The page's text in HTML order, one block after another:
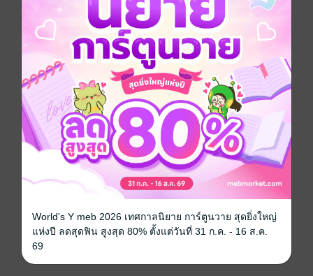
World's Y meb 2026 เทศกาลนิยาย การ์ตูนวาย สุดยิ่งใหญ่
แห่งปี ลดสุดฟิน สูงสุด 80% ตั้งแต่วันที่ 31 ก.ค. - 16 ส.ค.
69